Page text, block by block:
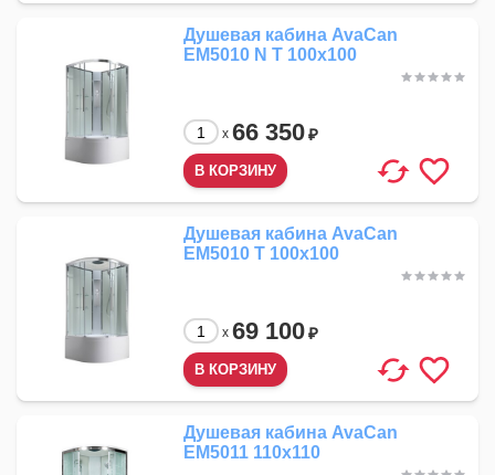
Душевая кабина AvaCan
EM5010 N T 100x100
x 66 350₽
Душевая кабина AvaCan
EM5010 T 100x100
x 69 100₽
Душевая кабина AvaCan
EM5011 110x110